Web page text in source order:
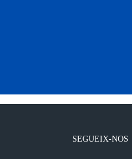
SEGUEIX-NOS